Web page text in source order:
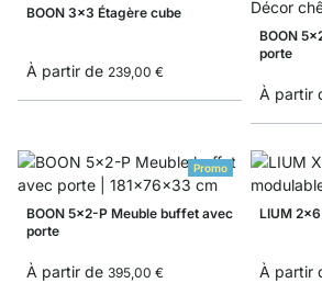
BOON 3x3 Étagère cube
À partir de 239,00 €
BOON
porte
À partir
Promo
BOON 5x2-P Meuble buffet avec
porte
À partir de 395,00 €
LIUM
À partir